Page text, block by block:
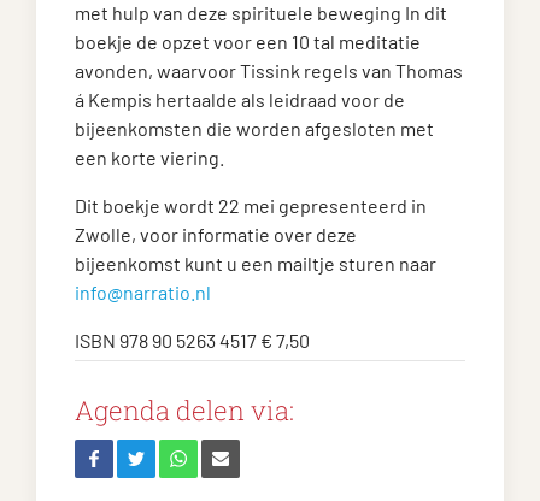
met hulp van deze spirituele beweging In dit
boekje de opzet voor een 10 tal meditatie
avonden, waarvoor Tissink regels van Thomas
á Kempis hertaalde als leidraad voor de
bijeenkomsten die worden afgesloten met
een korte viering.
Dit boekje wordt 22 mei gepresenteerd in
Zwolle, voor informatie over deze
bijeenkomst kunt u een mailtje sturen naar
info@narratio.nl
ISBN 978 90 5263 4517 € 7,50
Agenda delen via: